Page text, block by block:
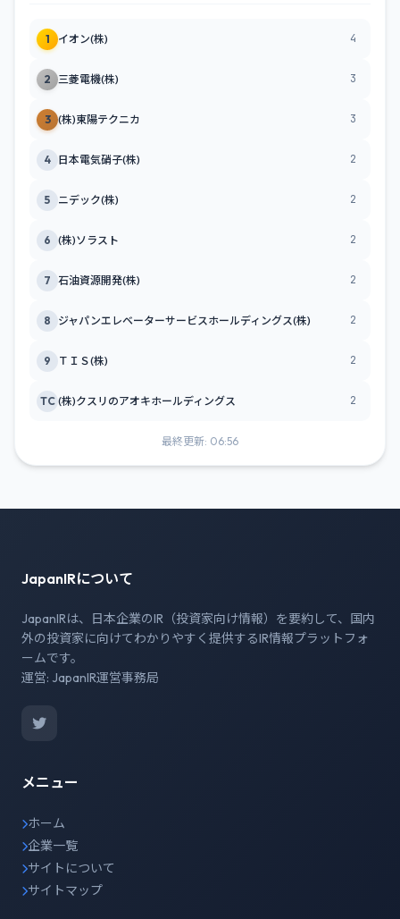
1 イオン(株) 4
2 三菱電機(株) 3
3 (株)東陽テクニカ 3
4 日本電気硝子(株) 2
5 ニデック(株) 2
6 (株)ソラスト 2
7 石油資源開発(株) 2
8 ジャパンエレベーターサービスホールディングス(株) 2
9 ＴＩＳ(株) 2
TC (株)クスリのアオキホールディングス 2
最終更新: 06:56
JapanIRについて
JapanIRは、日本企業のIR（投資家向け情報）を要約して、国内
外の投資家に向けてわかりやすく提供するIR情報プラットフォ
ームです。
運営: JapanIR運営事務局
メニュー
ホーム
企業一覧
サイトについて
サイトマップ